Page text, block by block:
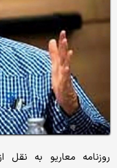
روزنامه معاریو به نقل